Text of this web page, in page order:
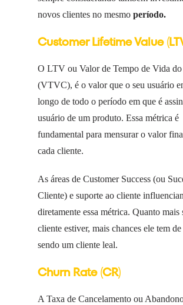
novos clientes no mesmo período.
Customer Lifetime Value
O LTV ou Valor de Tempo de Vida
(VTVC), é o valor que o seu usuário
longo de todo o período em que é
usuário de um produto. Essa métrica é
fundamental para mensurar o valor
cada cliente.
As áreas de Customer Success (ou
Cliente) e suporte ao cliente
diretamente essa métrica. Quanto mais
cliente estiver, mais chances ele tem
sendo um cliente leal.
Churn Rate (CR)
A Taxa de Cancelamento ou